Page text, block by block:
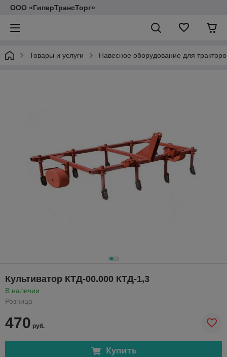
ООО «ГиперТрансТорг»
Товары и услуги Навесное оборудование для
Культиватор КТД-00.000 КТД-1,3
В наличии
Розница
470 руб.
Купить